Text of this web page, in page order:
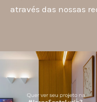
através das nossas
santa.luzia
A #InspoSantaLuzia é um
criado para divulgar projetos
utilizam produtos Santa Luzia
valorizar o trabalho de
designers de...